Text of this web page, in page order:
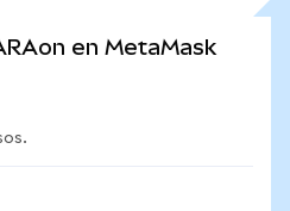
en MetaMask